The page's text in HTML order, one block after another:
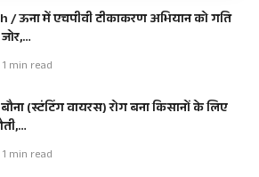
/ ऊना में एचपीवी टीकाकरण अभियान को गति
1 min read
(स्टंटिंग वायरस) रोग बना किसानों के लिए
1 min read